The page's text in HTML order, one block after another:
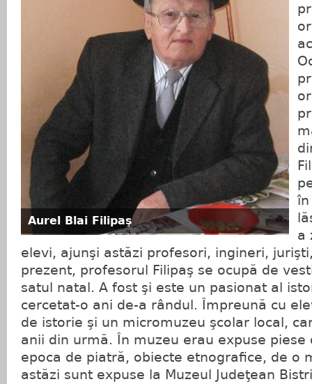
Aurel Blai Filipaş
în
a
elevi, ajunşi astăzi profesori, ingineri,
prezent, profesorul Filipaş se ocupă de
satul natal. A fost şi este un pasionat al
cercetat-o ani de-a rândul. Împreună cu
de istorie şi un micromuzeu şcolar local,
anii din urmă. În muzeu erau expuse piese
epoca de piatră, obiecte etnografice, de o
astăzi sunt expuse la Muzeul Judeţean